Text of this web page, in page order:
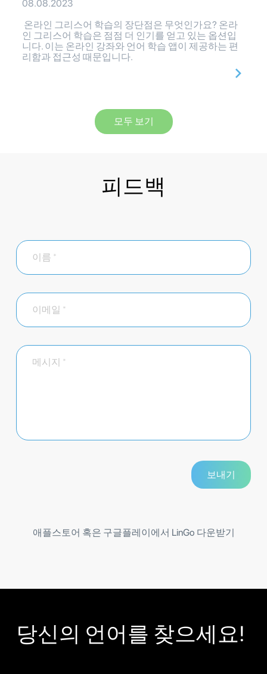
08.08.2023
온라인 그리스어 학습의 장단점은 무엇인가요? 온라
인 그리스어 학습은 점점 더 인기를 얻고 있는 옵션입
니다. 이는 온라인 강좌와 언어 학습 앱이 제공하는 편
리함과 접근성 때문입니다.
모두 보기
피드백
애플스토어 혹은 구글플레이에서 LinGo 다운받기
당신의 언어를 찾으세요!